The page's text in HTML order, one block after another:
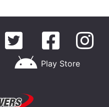
Play Store